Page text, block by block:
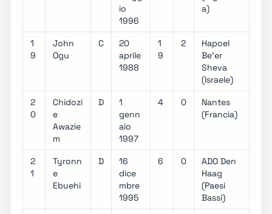
io
1996
a)
1
9
John
Ogu
C
20
aprile
1988
1
9
2
Hapoel
Be'er
Sheva
(Israele)
2
0
Chidozi
e
Awazie
m
D
1
genn
aio
1997
4 0
Nantes
(Francia)
2
1
Tyronn
e
Ebuehi
D
16
dice
mbre
1995
6 0
ADO Den
Haag
(Paesi
Bassi)